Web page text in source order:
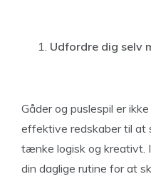
Udfordre dig selv
Gåder og puslespil er
effektive redskaber til at
tænke logisk og kreativt.
din daglige rutine for at